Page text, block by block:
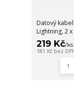
Datový
Lightning, 2
219 Kč/ks
181 Kč bez